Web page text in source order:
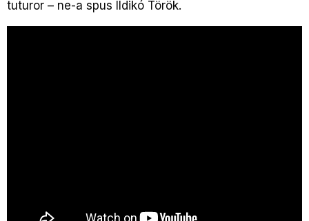
tuturor – ne-a spus Ildikó Török.